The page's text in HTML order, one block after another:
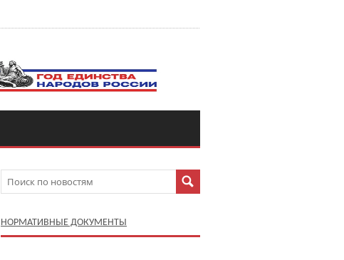
НОРМАТИВНЫЕ ДОКУМЕНТЫ